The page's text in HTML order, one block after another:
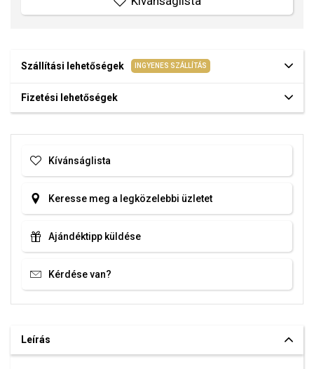
Szállítási lehetőségek INGYENES SZÁLLÍTÁS
Fizetési lehetőségek
Kívánságlista
Keresse meg a legközelebbi üzletet
Ajándéktipp küldése
Kérdése van?
Leírás